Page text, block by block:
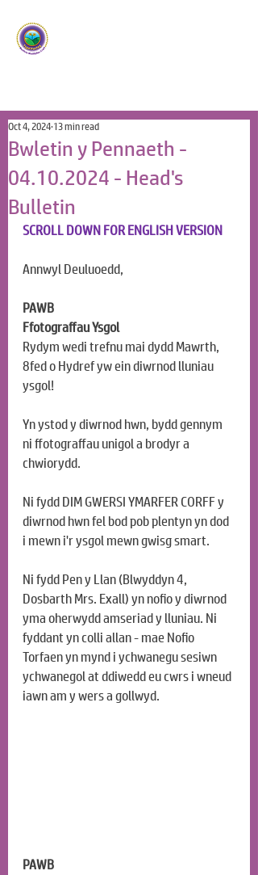
Bwletin y Pennaeth -
04.10.2024 - Head's
Bulletin
Oct 4, 2024 13 min read
SCROLL DOWN FOR ENGLISH VERSION
Annwyl Deuluoedd,
PAWB
Ffotograffau Ysgol
Rydym wedi trefnu mai dydd Mawrth,
8fed o Hydref yw ein diwrnod lluniau
ysgol!
Yn ystod y diwrnod hwn, bydd gennym
ni ffotograffau unigol a brodyr a
chwiorydd.
Ni fydd DIM GWERSI YMARFER CORFF y
diwrnod hwn fel bod pob plentyn yn dod
i mewn i'r ysgol mewn gwisg smart.
Ni fydd Pen y Llan (Blwyddyn 4,
Dosbarth Mrs. Exall) yn nofio y diwrnod
yma oherwydd amseriad y lluniau. Ni
fyddant yn colli allan - mae Nofio
Torfaen yn mynd i ychwanegu sesiwn
ychwanegol at ddiwedd eu cwrs i wneud
iawn am y wers a gollwyd.
PAWB